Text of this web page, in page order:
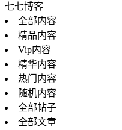
七七博客
全部内容
精品内容
Vip内容
精华内容
热门内容
随机内容
全部帖子
全部文章